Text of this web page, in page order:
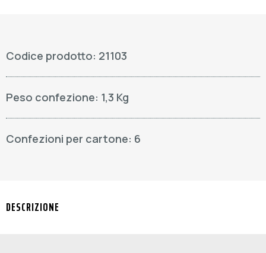
Codice prodotto: 21103
Peso confezione: 1,3 Kg
Confezioni per cartone: 6
DESCRIZIONE